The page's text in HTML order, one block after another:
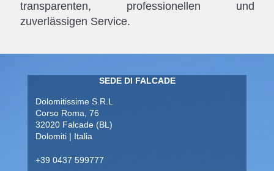
transparenten, professionellen und
zuverlässigen Service.
SEDE DI FALCADE
Dolomitissime S.R.L
Corso Roma, 76
32020 Falcade (BL)
Dolomiti | Italia
+39 0437 599777